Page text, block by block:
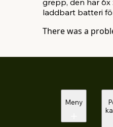
grepp, den har
laddbart batteri
There was a
Meny